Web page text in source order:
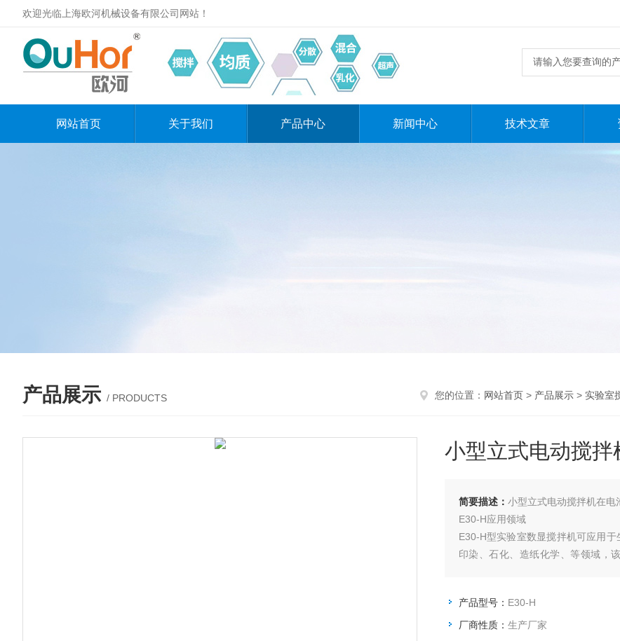
欢迎光临上海欧河机械设备有限公司网站！
网站首页 关于我们 产品中心 新闻中心 技术文章
产品展示 / PRODUCTS 您的位置： 网站首页 > 产品展示 > 实验室
小型立式电动搅拌
简要描述： 小型立式电动搅拌机在电
E30-H应用领域
E30-H型实验室数显搅拌机可应用
印染、石化、造纸化学、等领域，
产品型号： E30-H
厂商性质： 生产厂家